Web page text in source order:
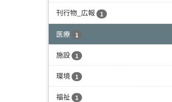
刊行物_広報 1
医療 1
施設 1
環境 1
福祉 1